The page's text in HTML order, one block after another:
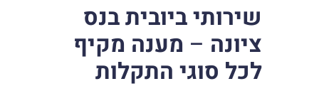
שירותי ביובית בנס
ציונה – מענה מקיף
לכל סוגי התקלות